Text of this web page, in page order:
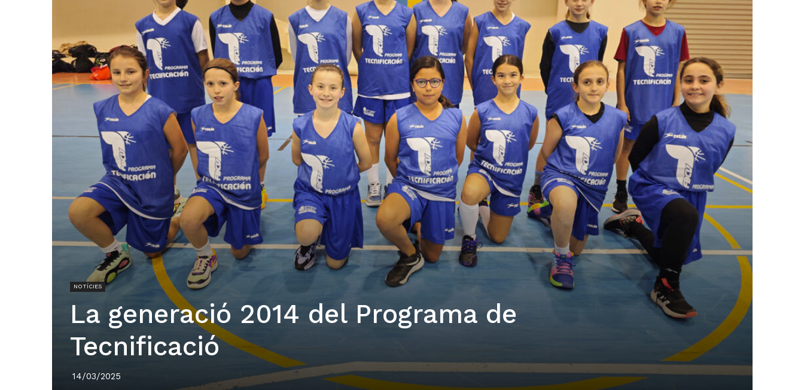
NOTÍCIES
La generació 2014 del Programa de
Tecnificació
14/03/2025